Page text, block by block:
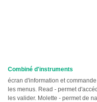
Combiné d'instruments
écran d'information et
les menus. Read - permet
les valider. Molette - permet de